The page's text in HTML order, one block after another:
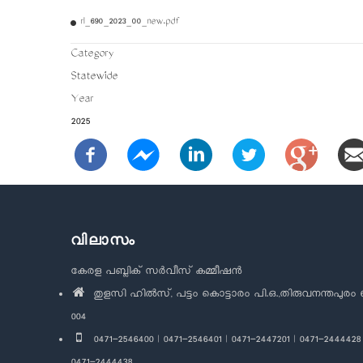
rl_690_2023_00_new.pdf
Category
Statewide
Year
2025
വിലാസം
കേരള പബ്ലിക് സർവീസ് കമ്മീഷൻ
തുളസി ഹിൽസ്, പട്ടം കൊട്ടാരം പി.ഒ.,തിരുവനന്തപുരം
004
0471-2546400 | 0471-2546401 | 0471-2447201 | 0471-